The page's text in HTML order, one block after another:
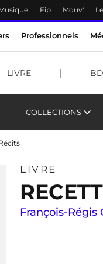
Fip Mouv'
Professionnels
LIVRE BD
COLLECTIONS
LIVRE
François-Régis